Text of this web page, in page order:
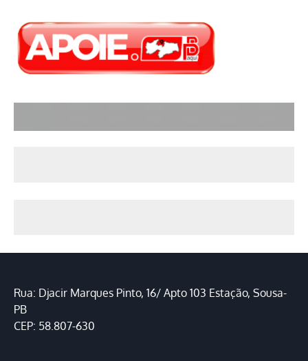
Rua: Djacir Marques Pinto, 16/ Apto 103 Estação, Sousa-
PB
CEP: 58.807-630